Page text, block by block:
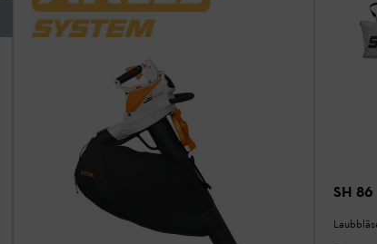
SH 86